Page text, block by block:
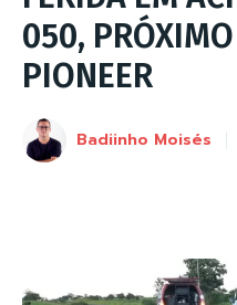
050,
PIONEER
Badiinho Moisés